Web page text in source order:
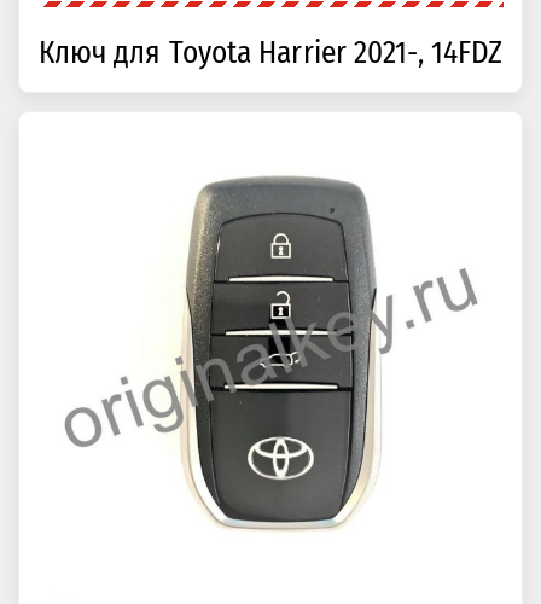
Ключ для Toyota Harrier 2021-, 14FDZ